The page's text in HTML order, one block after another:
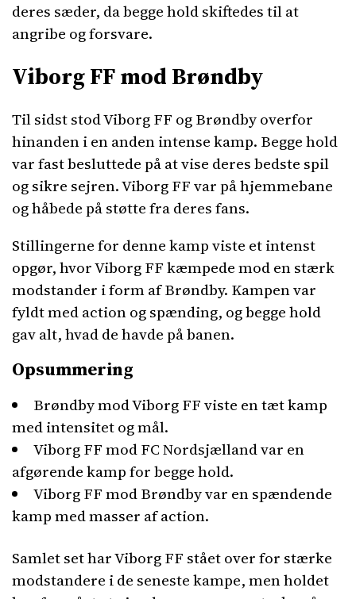
deres sæder, da begge hold skiftedes til at
angribe og forsvare.
Viborg FF mod Brøndby
Til sidst stod Viborg FF og Brøndby overfor
hinanden i en anden intense kamp. Begge hold
var fast besluttede på at vise deres bedste spil
og sikre sejren. Viborg FF var på hjemmebane
og håbede på støtte fra deres fans.
Stillingerne for denne kamp viste et intenst
opgør, hvor Viborg FF kæmpede mod en stærk
modstander i form af Brøndby. Kampen var
fyldt med action og spænding, og begge hold
gav alt, hvad de havde på banen.
Opsummering
Brøndby mod Viborg FF viste en tæt kamp
med intensitet og mål.
Viborg FF mod FC Nordsjælland var en
afgørende kamp for begge hold.
Viborg FF mod Brøndby var en spændende
kamp med masser af action.
Samlet set har Viborg FF stået over for stærke
modstandere i de seneste kampe, men holdet